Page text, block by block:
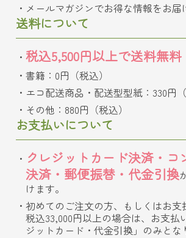
メールマガジンでお得な情報をお届
送料について
税込5,500円以上で送料無料
書籍：0円（税込）
エコ配送商品・配送型型紙：330円（
その他：880円（税込）
お支払いについて
クレジットカード決済・コ
決済・郵便振替・代金引換
けます。
初めてのご注文の方、もしくはお支
税込33,000円以上の場合は、お支払
ジットカード・代金引換」のみとな